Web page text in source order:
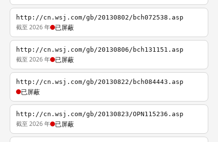
http://cn.wsj.com/gb/20130802/bch072538.asp
截至 2026 年 已屏蔽
http://cn.wsj.com/gb/20130806/bch131151.asp
截至 2026 年 已屏蔽
http://cn.wsj.com/gb/20130822/bch084443.asp
已屏蔽
http://cn.wsj.com/gb/20130823/OPN115236.asp
截至 2026 年 已屏蔽